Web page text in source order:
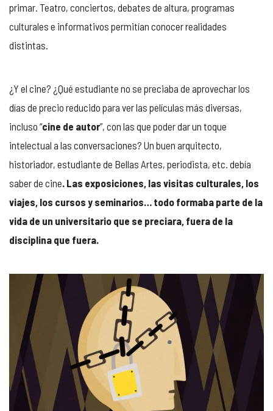
primar. Teatro, conciertos, debates de altura, programas
culturales e informativos permitían conocer realidades
distintas.
¿Y el cine? ¿Qué estudiante no se preciaba de aprovechar los
días de precio reducido para ver las películas más diversas,
incluso “cine de autor”, con las que poder dar un toque
intelectual a las conversaciones? Un buen arquitecto,
historiador, estudiante de Bellas Artes, periodista, etc. debía
saber de cine. Las exposiciones, las visitas culturales, los
viajes, los cursos y seminarios… todo formaba parte de la
vida de un universitario que se preciara, fuera de la
disciplina que fuera.